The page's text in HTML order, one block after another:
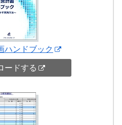
ハンドブック
ードする